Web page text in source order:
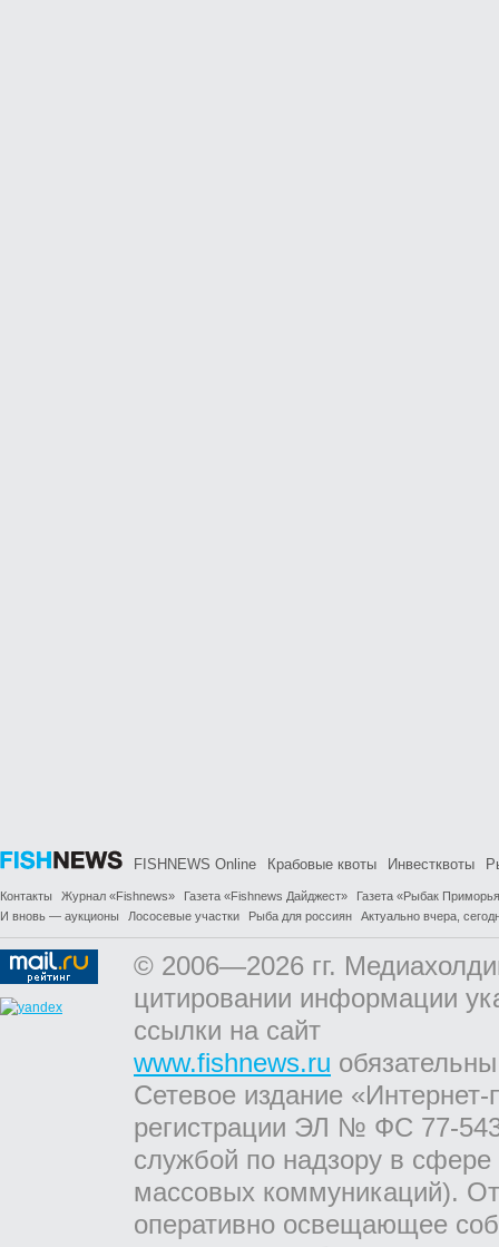
FISHNEWS Online Крабовые квоты Инвестквоты
Контакты Журнал «Fishnews» Газета «Fishnews Дайджест»
Газета «Рыбак
И вновь — аукционы
Лососевые участки Рыба для россиян Актуально вчера,
© 2006—2026 гг.
цитировании информации
ссылки на сайт
www.fishnews.ru
Сетевое издание
регистрации ЭЛ № ФС 77-
службой по надзору в
массовых коммуникаций).
оперативно освещающее